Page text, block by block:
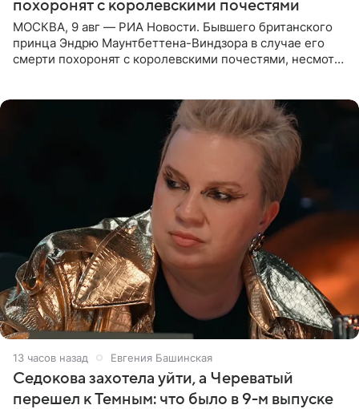
похоронят с королевскими почестями
МОСКВА, 9 авг — РИА Новости. Бывшего британского
принца Эндрю Маунтбеттена-Виндзора в случае его
смерти похоронят с королевскими почестями, несмотря
13 часов назад Евгения Башинская
Седокова захотела уйти, а Череватый
перешел к Темным: что было в 9-м выпуске